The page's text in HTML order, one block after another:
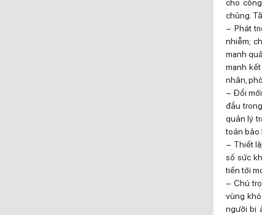
cho
chủng.
– Phát
nhiễm;
mạnh
mạnh
nhân,
– Đổi
đầu
quản lý
toán bảo
– Thiết
số sức
tiến tới
– Chú
vùng
người bị